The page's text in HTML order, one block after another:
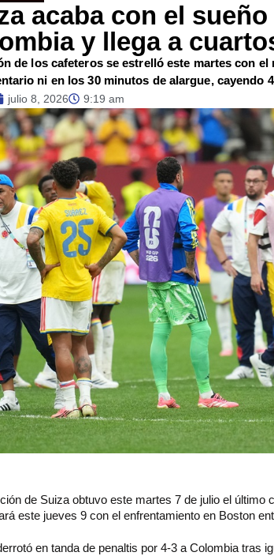
acaba con el
y llega a
de los cafeteros se estrelló este martes con
ni en los 30 minutos de alargue, cayendo
julio 8, 2026 9:19 am
de Suiza obtuvo este martes 7 de julio el último
este jueves 9 con el enfrentamiento en Boston
en tanda de penaltis por 4-3 a Colombia tras